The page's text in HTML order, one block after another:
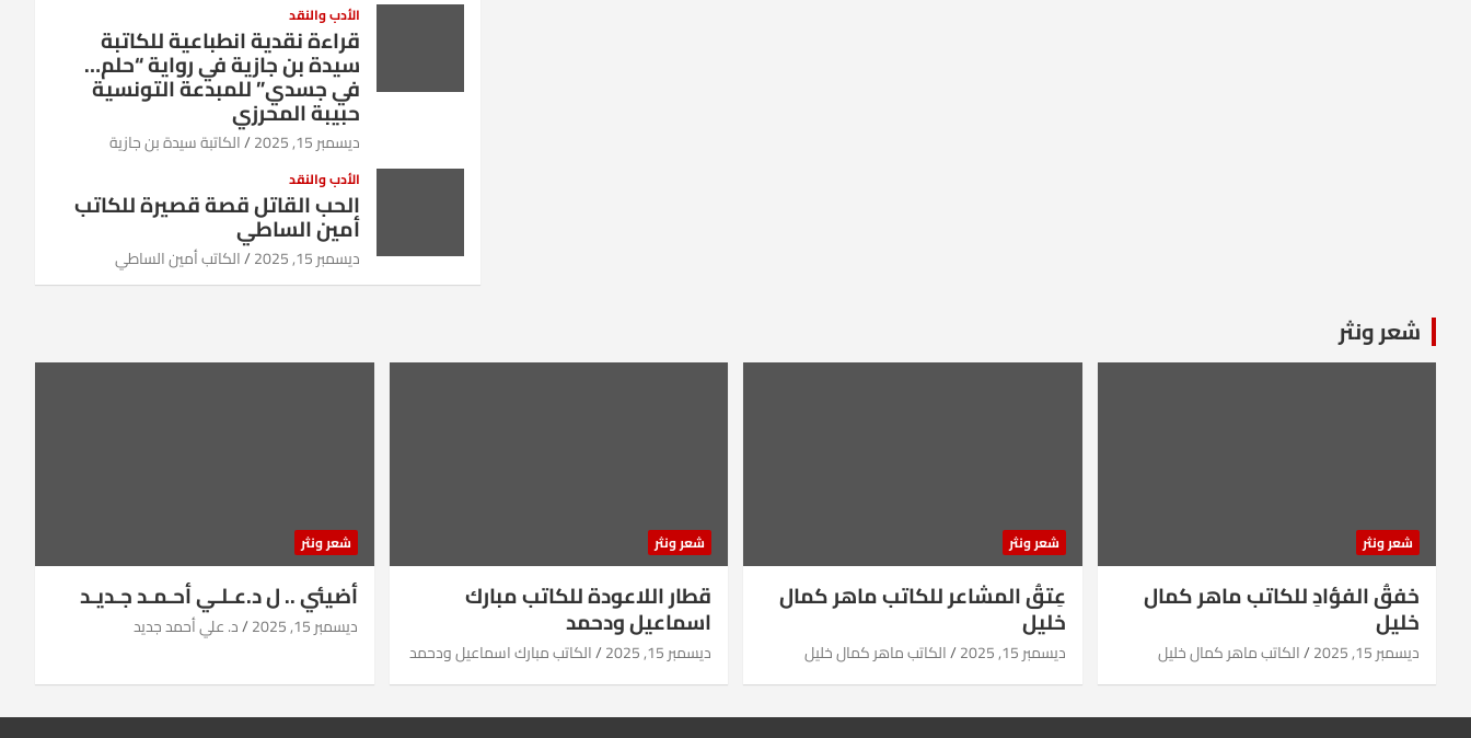
الأدب والنقد
قراءة نقدية انطباعية للكاتبة
سيدة بن جازية في رواية “حلم…
في جسدي” للمبدعة التونسية
حبيبة المحرزي
ديسمبر 15, 2025 الكاتبة سيدة بن جازية
الأدب والنقد
الحب القاتل قصة قصيرة للكاتب
أمين الساطي
ديسمبر 15, 2025 الكاتب أمين الساطي
شعر ونثر
شعر ونثر
خفقُ الفؤادِ للكاتب ماهر كمال
خليل
ديسمبر 15, 2025 الكاتب ماهر كمال خليل
شعر ونثر
عِتقُ المشاعر للكاتب ماهر كمال
خليل
ديسمبر 15, 2025 الكاتب ماهر كمال خليل
شعر ونثر
قطار اللاعودة للكاتب مبارك
اسماعيل ودحمد
ديسمبر 15, 2025 الكاتب مبارك اسماعيل ودحمد
شعر ونثر
أضيئي .. ل د.عـلـي أحـمـد جـديـد
ديسمبر 15, 2025 د. علي أحمد جديد